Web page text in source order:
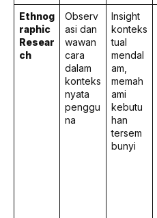
Ethnog
raphic
Resear
ch
Observ
asi dan
wawan
cara
dalam
konteks
nyata
penggu
na
Insight
konteks
tual
mendal
am,
memah
ami
kebutu
han
tersem
bunyi